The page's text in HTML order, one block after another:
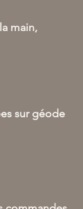
main,
sur géode